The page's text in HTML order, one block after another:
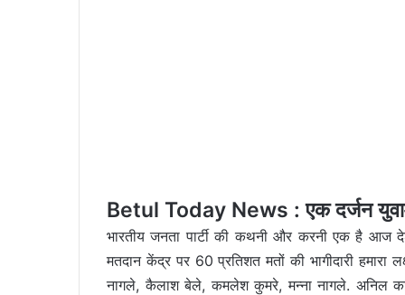
Betul Today News : एक दर्जन
भारतीय जनता पार्टी की कथनी और करनी एक है
मतदान केंद्र पर 60 प्रतिशत मतों की भागीदारी
नागले, कैलाश बेले, कमलेश कुमरे, मन्ना नागले. अनिल